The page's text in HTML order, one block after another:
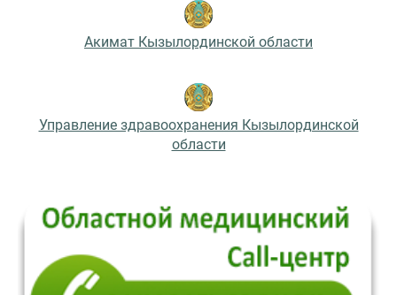
Акимат Кызылординской области
Управление здравоохранения Кызылординской
области